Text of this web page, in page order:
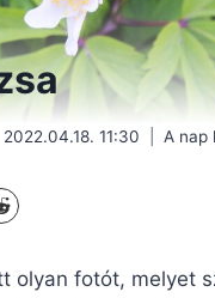
2022.04.18. 11:30 A nap
olyan fotót, melyet